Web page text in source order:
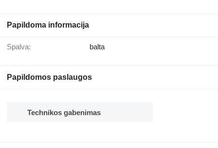
Papildoma informacija
Spalva: balta
Papildomos paslaugos
Technikos gabenimas